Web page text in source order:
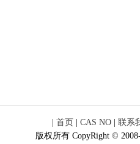
| 首页 | CAS NO | 联系
版权所有 CopyRight ©